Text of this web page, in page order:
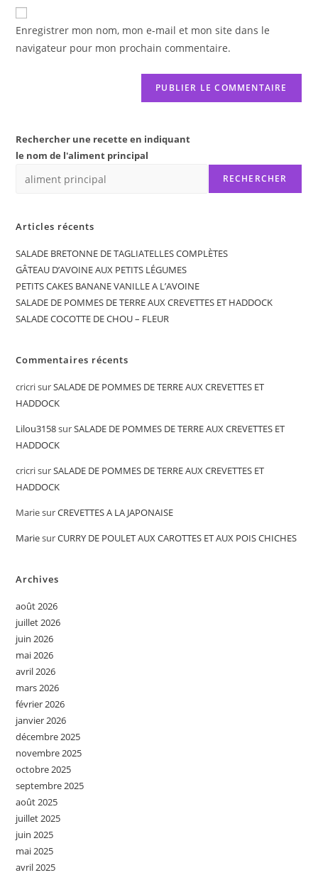
comment
de
votre
(facultatif)
Enregistrer mon nom, mon e-mail et mon site dans le
navigateur pour mon prochain commentaire.
Rechercher une recette en indiquant
le nom de l'aliment principal
RECHERCHER
Articles récents
SALADE BRETONNE DE TAGLIATELLES COMPLÈTES
GÂTEAU D’AVOINE AUX PETITS LÉGUMES
PETITS CAKES BANANE VANILLE A L’AVOINE
SALADE DE POMMES DE TERRE AUX CREVETTES ET HADDOCK
SALADE COCOTTE DE CHOU – FLEUR
Commentaires récents
cricrisurSALADE DE POMMES DE TERRE AUX CREVETTES ET
HADDOCK
Lilou3158surSALADE DE POMMES DE TERRE AUX CREVETTES ET
HADDOCK
cricrisurSALADE DE POMMES DE TERRE AUX CREVETTES ET
HADDOCK
MariesurCREVETTES A LA JAPONAISE
MariesurCURRY DE POULET AUX CAROTTES ET AUX POIS CHICHES
Archives
août 2026
juillet 2026
juin 2026
mai 2026
avril 2026
mars 2026
février 2026
janvier 2026
décembre 2025
novembre 2025
octobre 2025
septembre 2025
août 2025
juillet 2025
juin 2025
mai 2025
avril 2025